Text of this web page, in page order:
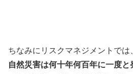
ちなみにリスクマネジメントでは
自然災害は何十年何百年に一度